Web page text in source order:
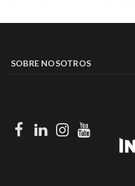
SOBRE NOSOTROS
Facebook
LinkedIn
Instagram
Youtube